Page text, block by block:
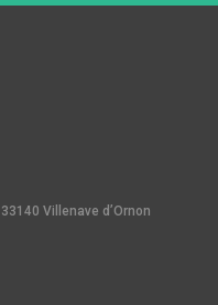
Villenave d’Ornon